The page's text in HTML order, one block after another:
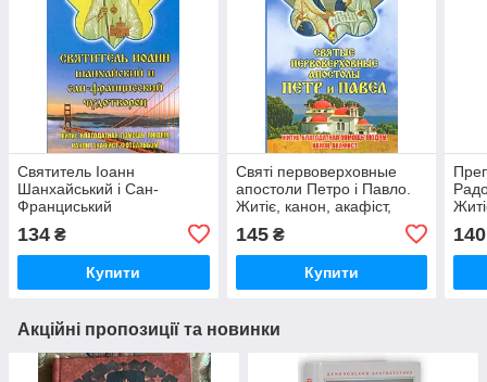
Святитель Іоанн
Шанхайський і Сан-
Франциський
канон, акафіст
134 ₴
Купити
Святі первоверховные
апостоли Петро і Павло.
Житіє, канон, акафіст,
145₴
Купити
140
Акційні пропозиції та новинки